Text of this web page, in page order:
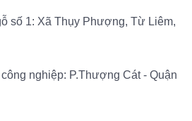
số 1: Xã Thụy Phượng, Từ Liêm,
nghiệp: P.Thượng Cát - Quận